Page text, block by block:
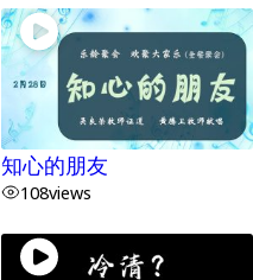
知心的朋友
108views